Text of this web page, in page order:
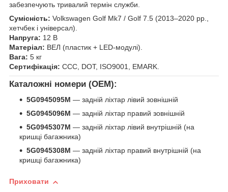
забезпечують тривалий термін служби.
Сумісність: Volkswagen Golf Mk7 / Golf 7.5 (2013–2020 рр.,
хетчбек і універсал).
Напруга: 12 В
Матеріал: ВЕЛ (пластик + LED-модулі).
Вага: 5 кг
Сертифікація: CCC, DOT, ISO9001, EMARK.
Каталожні номери (OEM):
5G0945095M — задній ліхтар лівий зовнішній
5G0945096M — задній ліхтар правий зовнішній
5G0945307M — задній ліхтар лівий внутрішній (на
кришці багажника)
5G0945308M — задній ліхтар правий внутрішній (на
кришці багажника)
Приховати